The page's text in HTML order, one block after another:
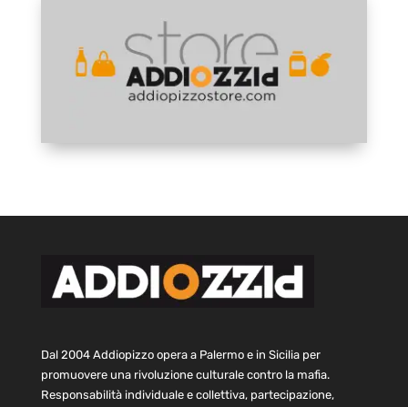
Dal 2004 Addiopizzo opera a Palermo e in Sicilia per
promuovere una rivoluzione culturale contro la mafia.
Responsabilità individuale e collettiva, partecipazione,